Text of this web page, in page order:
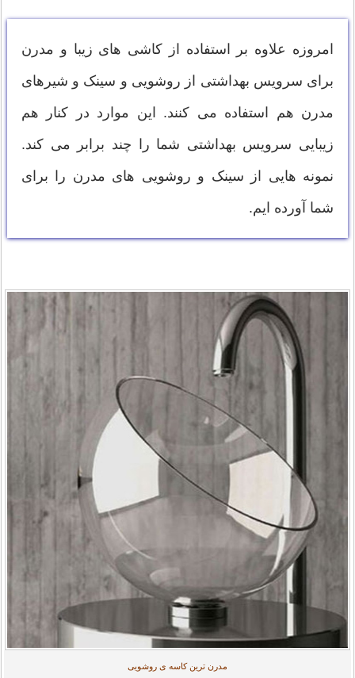
امروزه علاوه بر استفاده از کاشی های زیبا و مدرن
برای سرویس بهداشتی از روشویی و سینک و شیرهای
مدرن هم استفاده می کنند. این موارد در کنار هم
زیبایی سرویس بهداشتی شما را چند برابر می کند.
نمونه هایی از سینک و روشویی های مدرن را برای
شما آورده ایم.
مدرن ترین کاسه ی روشویی